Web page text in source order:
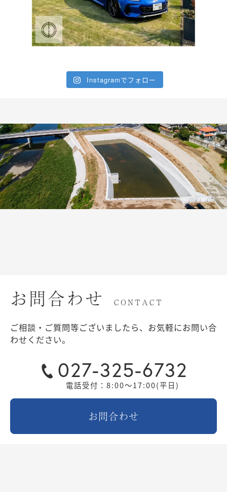
Instagramでフォロー
お問合わせ CONTACT
ご相談・ご質問等ございましたら、お気軽にお問い合
わせください。
027-325-6732
電話受付：8:00～17:00(平日)
お問合わせ